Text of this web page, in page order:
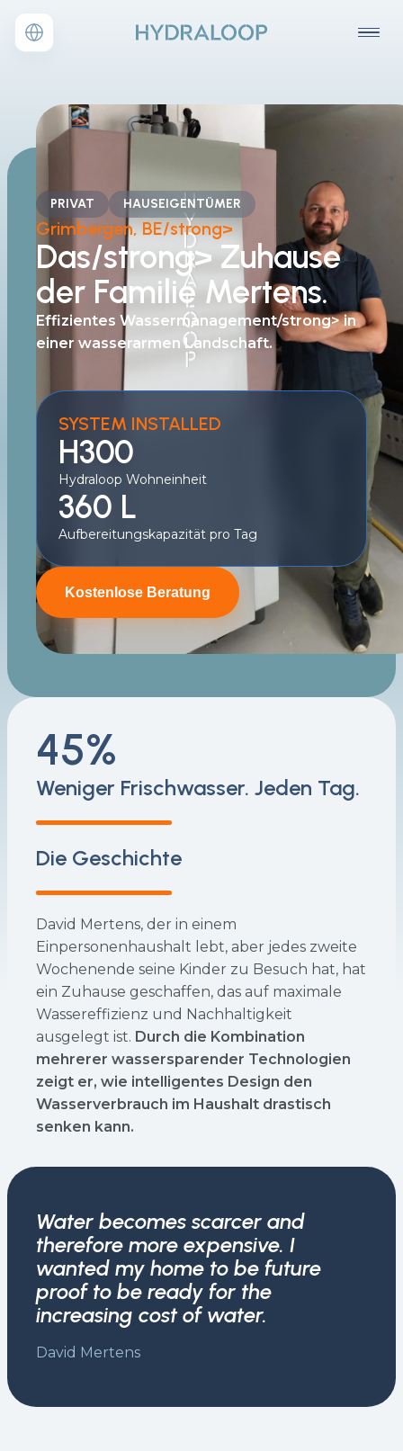
PRIVAT HAUSEIGENTÜMER
Grimbergen, BE/strong>
Das/strong> Zuhause
der Familie Mertens.
Effizientes Wassermanagement/strong>in
einer wasserarmen Landschaft.
SYSTEM INSTALLED
H300
Hydraloop Wohneinheit
360 L
Aufbereitungskapazität pro Tag
Kostenlose Beratung
45%
Weniger Frischwasser. Jeden Tag.
Die Geschichte
David Mertens, der in einem
Einpersonenhaushalt lebt, aber jedes zweite
Wochenende seine Kinder zu Besuch hat, hat
ein Zuhause geschaffen, das auf maximale
Wassereffizienz und Nachhaltigkeit
ausgelegt ist. Durch die Kombination
mehrerer wassersparender Technologien
zeigt er, wie intelligentes Design den
Wasserverbrauch im Haushalt drastisch
senken kann.
Water becomes scarcer and
therefore more expensive. I
wanted my home to be future
proof to be ready for the
increasing cost of water.
David Mertens